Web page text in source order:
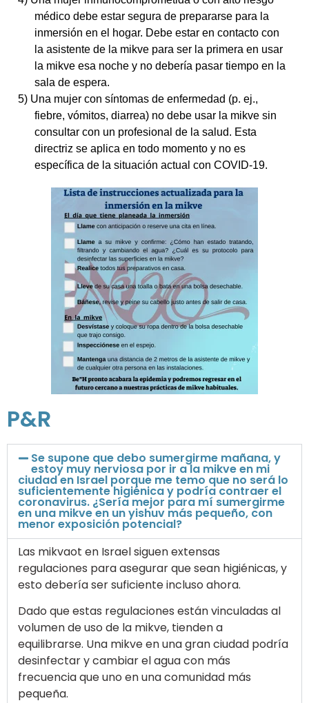
médico debe estar segura de prepararse para la
inmersión en el hogar. Debe estar en contacto con
la asistente de la mikve para ser la primera en usar
la mikve esa noche y no debería pasar tiempo en la
sala de espera.
5) Una mujer con síntomas de enfermedad (p. ej.,
fiebre, vómitos, diarrea) no debe usar la mikve sin
consultar con un profesional de la salud. Esta
directriz se aplica en todo momento y no es
específica de la situación actual con COVID-19.
P&R
Se supone que debo sumergirme mañana, y
estoy muy nerviosa por ir a la mikve en mi
ciudad en Israel porque me temo que no será lo
suficientemente higiénica y podría contraer el
coronavirus. ¿Sería mejor para mí sumergirme
en una mikve en un yishuv más pequeño, con
menor exposición potencial?
Las mikvaot en Israel siguen extensas
regulaciones para asegurar que sean higiénicas, y
esto debería ser suficiente incluso ahora.
Dado que estas regulaciones están vinculadas al
volumen de uso de la mikve, tienden a
equilibrarse. Una mikve en una gran ciudad podría
desinfectar y cambiar el agua con más
frecuencia que uno en una comunidad más
pequeña.